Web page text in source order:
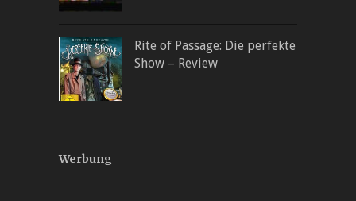
Rite of Passage: Die perfekte
Show – Review
Werbung